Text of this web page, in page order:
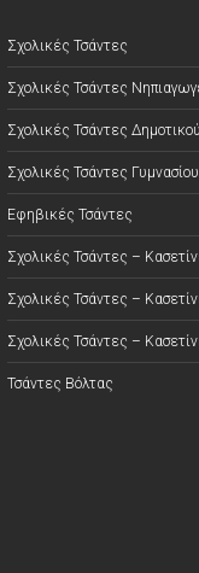
Σχολικές Τσάντες
Σχολικές Τσάντες
Σχολικές Τσάντες Δημοτικού
Σχολικές Τσάντες
Εφηβικές Τσάντες
Σχολικές Τσάντες –
Σχολικές Τσάντες –
Σχολικές Τσάντες –
Τσάντες Βόλτας